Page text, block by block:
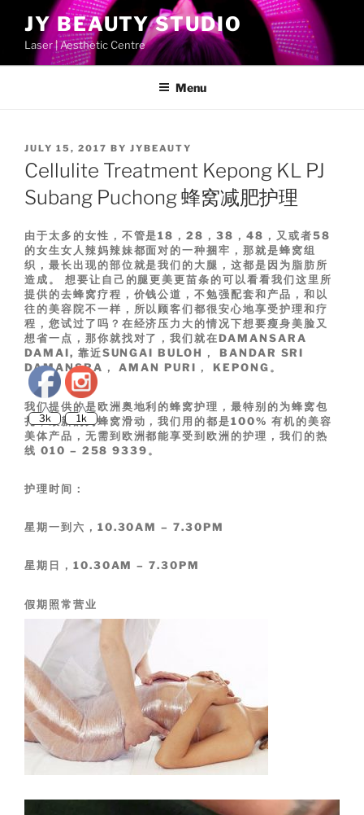
content
JY BEAUTY STUDIO
Laser | Aesthetic Centre
Menu
POSTED
ON
JULY 15, 2017 BY JYBEAUTY
Cellulite Treatment Kepong KL PJ
Subang Puchong 蜂窝减肥护理
由于太多的女性，不管是18，28，38，48，又或者58
的女生女人辣妈辣妹都面对的一种捆牢，那就是蜂窝组
织，最长出现的部位就是我们的大腿，这都是因为脂肪所
造成。 想要让自己的腿更美更苗条的可以看看我们这里所
提供的去蜂窝疗程，价钱公道，不勉强配套和产品，和以
往的美容院不一样，所以顾客们都很安心地享受护理和疗
程，您试过了吗？在经济压力大的情况下想要瘦身美脸又
想省一点，那你就找对了，我们就在DAMANSARA
DAMAI, 靠近SUNGAI BULOH， BANDAR SRI
DAMANSRA， AMAN PURI， KEPONG。
我们提供的是欧洲奥地利的蜂窝护理，最特别的为蜂窝包
扎，最新的为蜂窝滑动，我们用的都是100% 有机的美容
美体产品，无需到欧洲都能享受到欧洲的护理，我们的热
线 010 – 258 9339。
护理时间：
星期一到六，10.30AM – 7.30PM
星期日，10.30AM – 7.30PM
假期照常营业
3k 1k